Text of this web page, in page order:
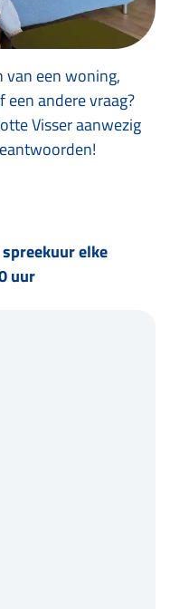
van een woning,
andere vraag?
Visser aanwezig
elke
uur